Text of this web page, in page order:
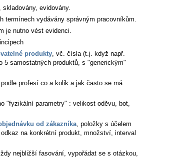
evidovány.
termínech vydávány správným pracovníkům.
je nutno vést evidenci.
produkty, vč. čísla (t.j. když např.
samostatných produktů, s "generickým"
profesí co a kolik a jak často se má
"fyzikální parametry" : velikost oděvu, bot,
od zákazníka, položky s účelem
na konkrétní produkt, množství, interval
nejbližší fasování, vypořádat se s otázkou,